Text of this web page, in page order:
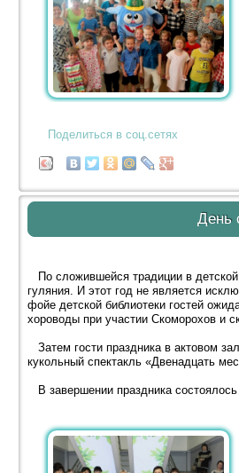
Поделиться в соц.сетях
День
По сложившейся традиции в
гуляния. И этот год не является
фойе детской библиотеки гостей
хороводы при участии Скоморохов и
Затем гости праздника в актовом
кукольный спектакль «Двенадцать
В завершении праздника